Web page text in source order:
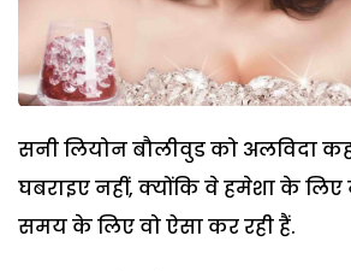
सनी लियोन बौलीवुड को अलविदा
घबराइए नहीं, क्योंकि वे हमेशा के
समय के लिए वो ऐसा कर रही हैं.